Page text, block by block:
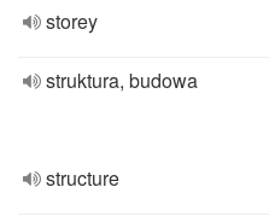
storey
struktura, budowa
structure